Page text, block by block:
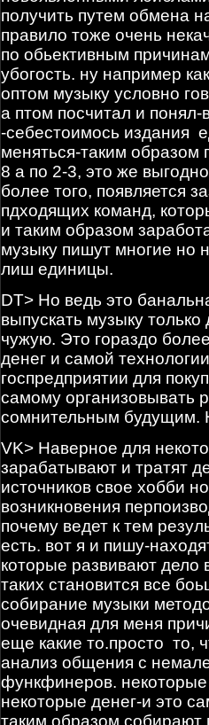
получить путем обмена
правило тоже очень
по обьективным
убогость. ну например
оптом музыку условно
а птом посчитал и понял-
-себестоимось издания
меняться-таким образом
8 а по 2-3, это же
более того, появляется
пдходящих команд,
и таким образом
музыку пишут многие но
лиш единицы.
DT> Но ведь это
выпускать музыку
чужую. Это гораздо
денег и самой
госпредприятии для
самому организовывать
сомнительным будущим.
VK> Наверное для
зарабатывают и тратят
источников свое хобби
возникновения
почему ведет к тем
есть. вот я и пишу-
которые развивают дело
таких становится все
собирание музыки
очевидная для меня
еще какие то.просто то,
анализ общения с
функфинеров.
некоторые денег-и это
таким образом собирают